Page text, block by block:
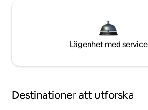
Lägenhet med service
Destinationer att utforska